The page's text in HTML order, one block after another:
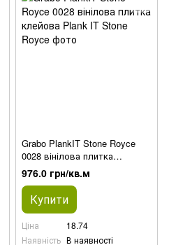
Grabo PlankIT Stone Royce
0028 вінілова плитка
клейова
976.0 грн/кв.м
Купити
Ціна
18.74
Наявність В наявності